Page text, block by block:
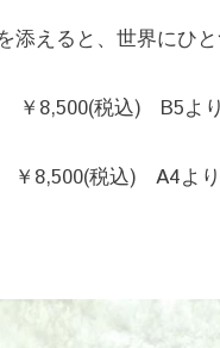
添えると、世界にひ
￥8,500(税込)　B5よ
￥8,500(税込)　A4よ